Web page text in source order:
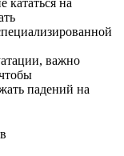
кататься на
важно
падений на